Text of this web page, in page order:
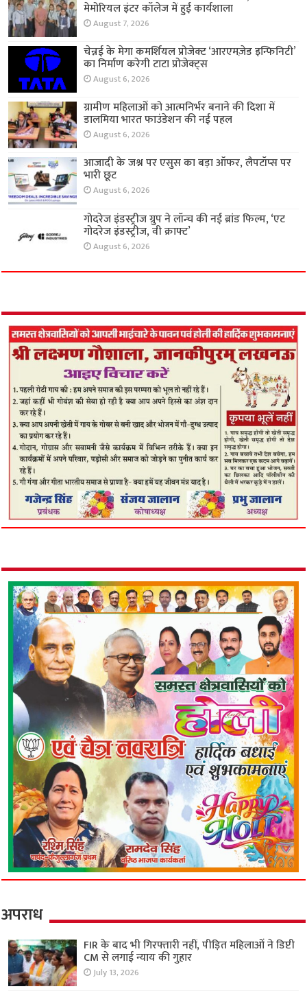
मेमोरियल इंटर कॉलेज में हुई कार्यशाला
August 7, 2026
चेन्नई के मेगा कमर्शियल प्रोजेक्ट ‘आरएमज़ेड इन्फिनिटी’
का निर्माण करेगी टाटा प्रोजेक्ट्स
August 6, 2026
ग्रामीण महिलाओं को आत्मनिर्भर बनाने की दिशा में
डालमिया भारत फाउंडेशन की नई पहल
August 6, 2026
आजादी के जश्न पर एसुस का बड़ा ऑफर, लैपटॉप्स पर
भारी छूट
August 6, 2026
गोदरेज इंडस्ट्रीज ग्रुप ने लॉन्च की नई ब्रांड फिल्म, ‘एट
गोदरेज इंडस्ट्रीज, वी क्राफ्ट’
August 6, 2026
अपराध
FIR के बाद भी गिरफ्तारी नहीं, पीड़ित महिलाओं ने डिप्टी
CM से लगाई न्याय की गुहार
July 13, 2026